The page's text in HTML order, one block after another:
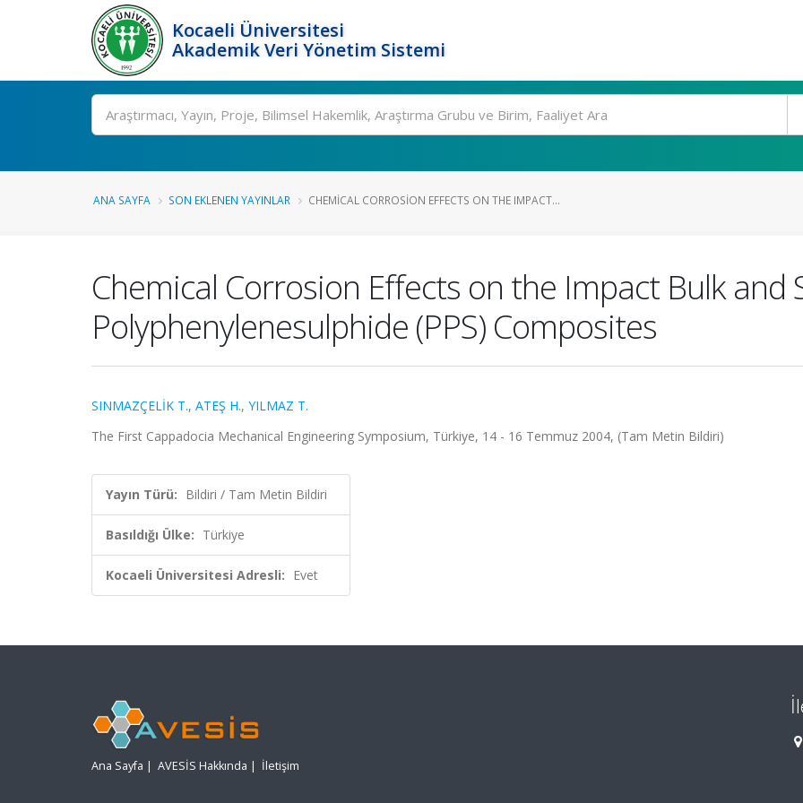
Kocaeli Üniversitesi
Akademik Veri Yönetim Sistemi
Ara
ANA SAYFA SON EKLENEN YAYINLAR CHEMICAL CORROSION EFFECTS ON THE IMPACT...
Chemical Corrosion Effects on the Impact Bulk
Polyphenylenesulphide (PPS) Composites
SINMAZÇELİK T., ATEŞ H., YILMAZ T.
The First Cappadocia Mechanical Engineering Symposium, Türkiye, 14 - 16 Temmuz 2004, (Tam Metin Bildiri)
Yayın Türü: Bildiri / Tam Metin Bildiri
Basıldığı Ülke: Türkiye
Kocaeli Üniversitesi Adresli: Evet
Ana Sayfa | AVESİS Hakkında | İletişim